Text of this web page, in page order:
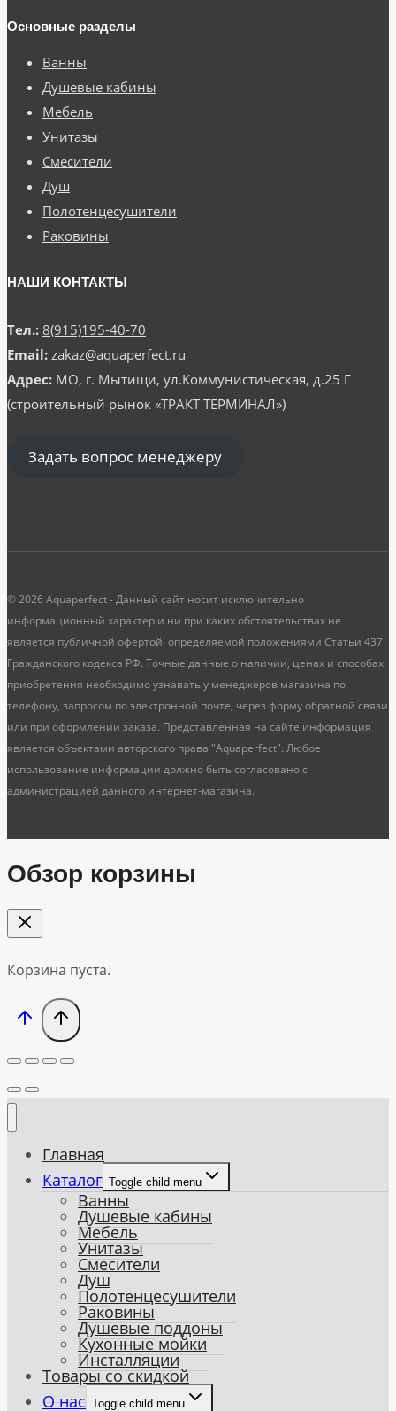
Основные разделы
Ванны
Душевые кабины
Мебель
Унитазы
Смесители
Душ
Полотенцесушители
Раковины
НАШИ КОНТАКТЫ
Тел.: 8(915)195-40-70
Email: zakaz@aquaperfect.ru
Адрес: МО, г. Мытищи, ул.Коммунистическая, д.25 Г
(строительный рынок «ТРАКТ ТЕРМИНАЛ»)
Задать вопрос менеджеру
© 2026 Aquaperfect - Данный сайт носит исключительно
информационный характер и ни при каких обстоятельствах не
является публичной офертой, определяемой положениями Статьи 437
Гражданского кодекса РФ. Точные данные о наличии, ценах и способах
приобретения необходимо узнавать у менеджеров магазина по
телефону, запросом по электронной почте, через форму обратной связи
или при оформлении заказа. Представленная на сайте информация
является объектами авторского права "Aquaperfect". Любое
использование информации должно быть согласовано с
администрацией данного интернет-магазина.
Обзор корзины
Корзина пуста.
Главная
Каталог Toggle child menu
Ванны
Душевые кабины
Мебель
Унитазы
Смесители
Душ
Полотенцесушители
Раковины
Душевые поддоны
Кухонные мойки
Инсталляции
Товары со скидкой
О нас Toggle child menu